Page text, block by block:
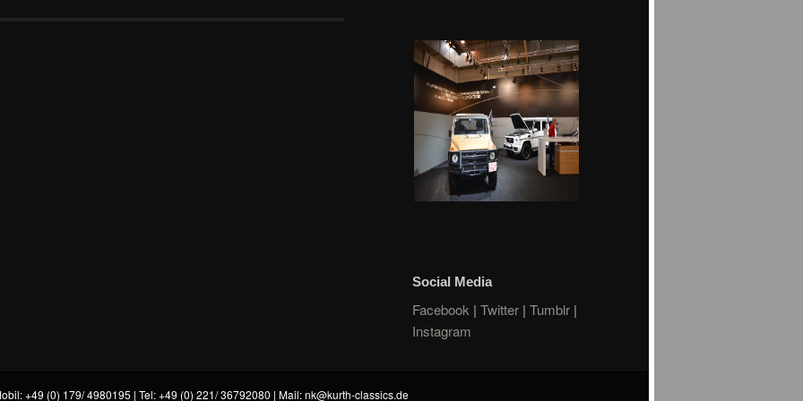
Social Media
Facebook | Twitter | Tumblr |
Instagram
+49 (0) 179/ 4980195 | Tel: +49 (0) 221/ 36792080 | Mail:nk@kurth-classics.de